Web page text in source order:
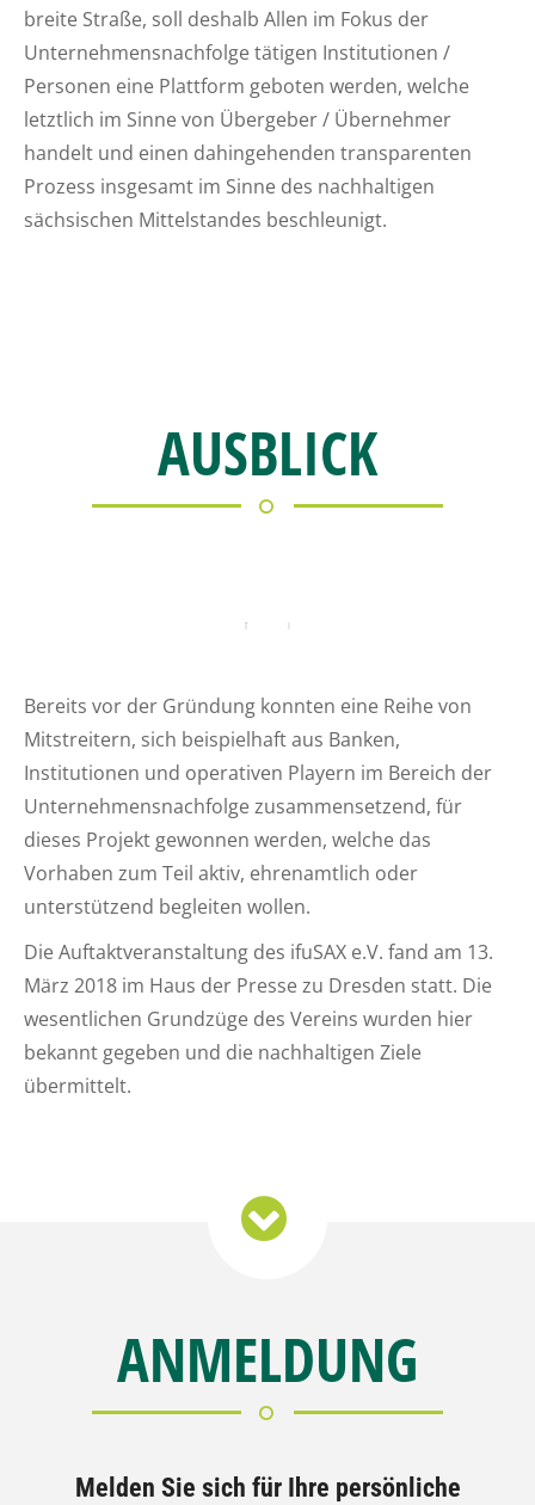
breite Straße, soll deshalb Allen im Fokus der
Unternehmensnachfolge tätigen Institutionen /
Personen eine Plattform geboten werden, welche
letztlich im Sinne von Übergeber / Übernehmer
handelt und einen dahingehenden transparenten
Prozess insgesamt im Sinne des nachhaltigen
sächsischen Mittelstandes beschleunigt.
AUSBLICK
Bereits vor der Gründung konnten eine Reihe von
Mitstreitern, sich beispielhaft aus Banken,
Institutionen und operativen Playern im Bereich der
Unternehmensnachfolge zusammensetzend, für
dieses Projekt gewonnen werden, welche das
Vorhaben zum Teil aktiv, ehrenamtlich oder
unterstützend begleiten wollen.
Die Auftaktveranstaltung des ifuSAX e.V. fand am 13.
März 2018 im Haus der Presse zu Dresden statt. Die
wesentlichen Grundzüge des Vereins wurden hier
bekannt gegeben und die nachhaltigen Ziele
übermittelt.
ANMELDUNG
Melden Sie sich für Ihre persönliche